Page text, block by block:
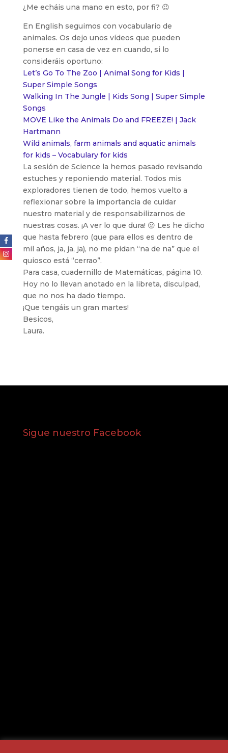
¿Me echáis una mano en esto, por fi? 😉
En English seguimos con vocabulario de
animales. Os dejo unos vídeos que pueden
ponerse en casa de vez en cuando, si lo
consideráis oportuno:
Let’s Go To The Zoo | Animal Song for Kids |
Super Simple Songs
Walking In The Jungle | Kids Song | Super Simple
Songs
MOVE Like the Animals Do and FREEZE! | Jack
Hartmann
Wild animals, farm animals and aquatic animals
for kids – Vocabulary for kids
La sesión de Science la hemos pasado revisando
estuches y reponiendo material. Todos mis
exploradores tienen de todo, hemos vuelto a
reflexionar sobre la importancia de cuidar
nuestro material y de responsabilizarnos de
nuestras cosas. ¡A ver lo que dura! 😛 Les he dicho
que hasta febrero (que para ellos es dentro de
mil años, ja, ja, ja), no me pidan “na de na” que el
quiosco está “cerrao”.
Para casa, cuadernillo de Matemáticas, página 10.
Hoy no lo llevan anotado en la libreta, disculpad,
que no nos ha dado tiempo.
¡Que tengáis un gran martes!
Besicos,
Laura.
Sigue nuestro Facebook